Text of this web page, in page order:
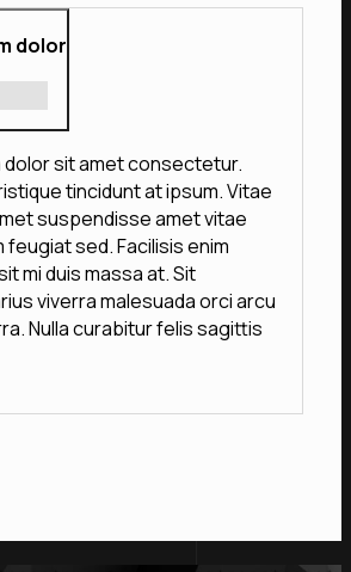
dolor
dolor sit amet consectetur.
tincidunt at ipsum. Vitae
suspendisse amet vitae
sed. Facilisis enim
mi duis massa at. Sit
viverra malesuada orci arcu
Nulla curabitur felis sagittis